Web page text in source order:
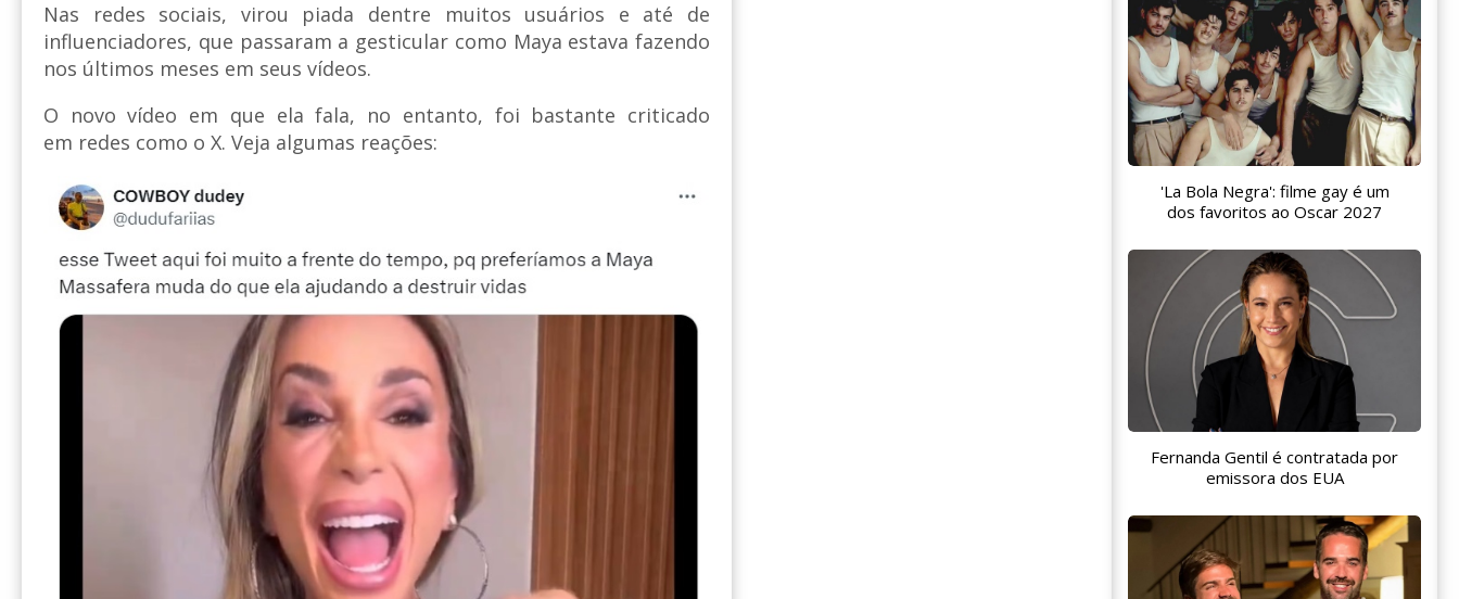
Nas redes sociais, virou piada dentre muitos usuários e até de
influenciadores, que passaram a gesticular como Maya estava fazendo
nos últimos meses em seus vídeos.
O novo vídeo em que ela fala, no entanto, foi bastante criticado
em redes como o X. Veja algumas reações:
'La Bola Negra': filme gay é um
dos favoritos ao Oscar 2027
Fernanda Gentil é contratada por
emissora dos EUA